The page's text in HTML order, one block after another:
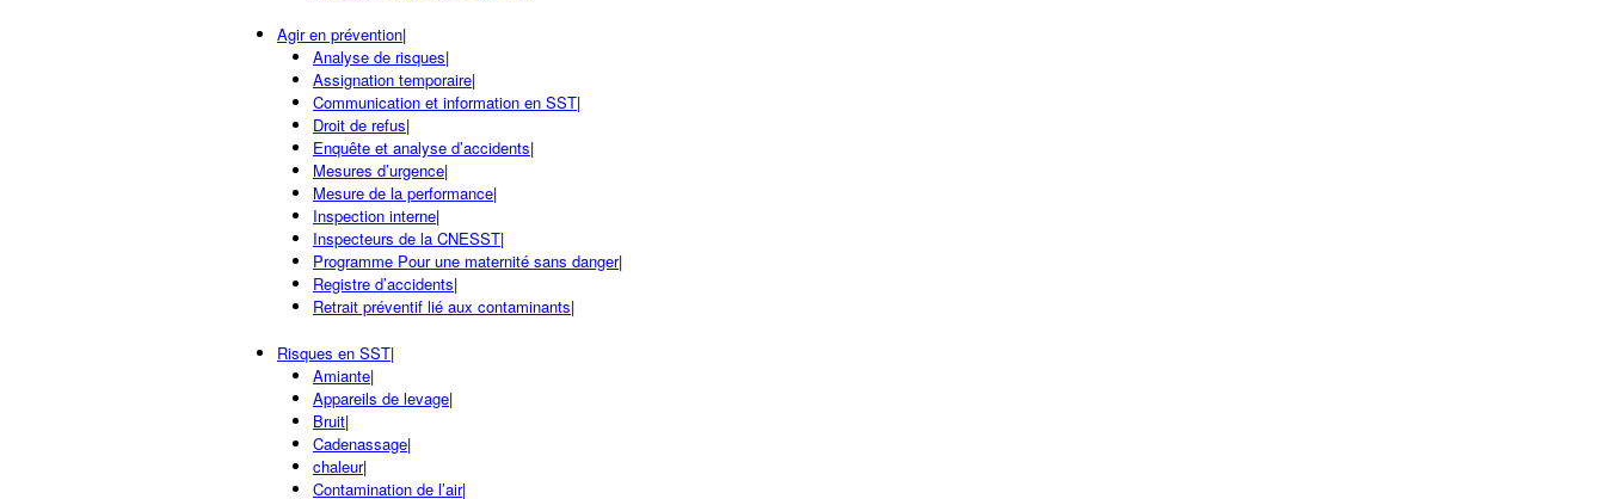
Agir en prévention|
Analyse de risques|
Assignation temporaire|
Communication et information en SST|
Droit de refus|
Enquête et analyse d’accidents|
Mesures d’urgence|
Mesure de la performance|
Inspection interne|
Inspecteurs de la CNESST|
Programme Pour une maternité sans danger|
Registre d’accidents|
Retrait préventif lié aux contaminants|
Risques en SST|
Amiante|
Appareils de levage|
Bruit|
Cadenassage|
chaleur|
Contamination de l’air|